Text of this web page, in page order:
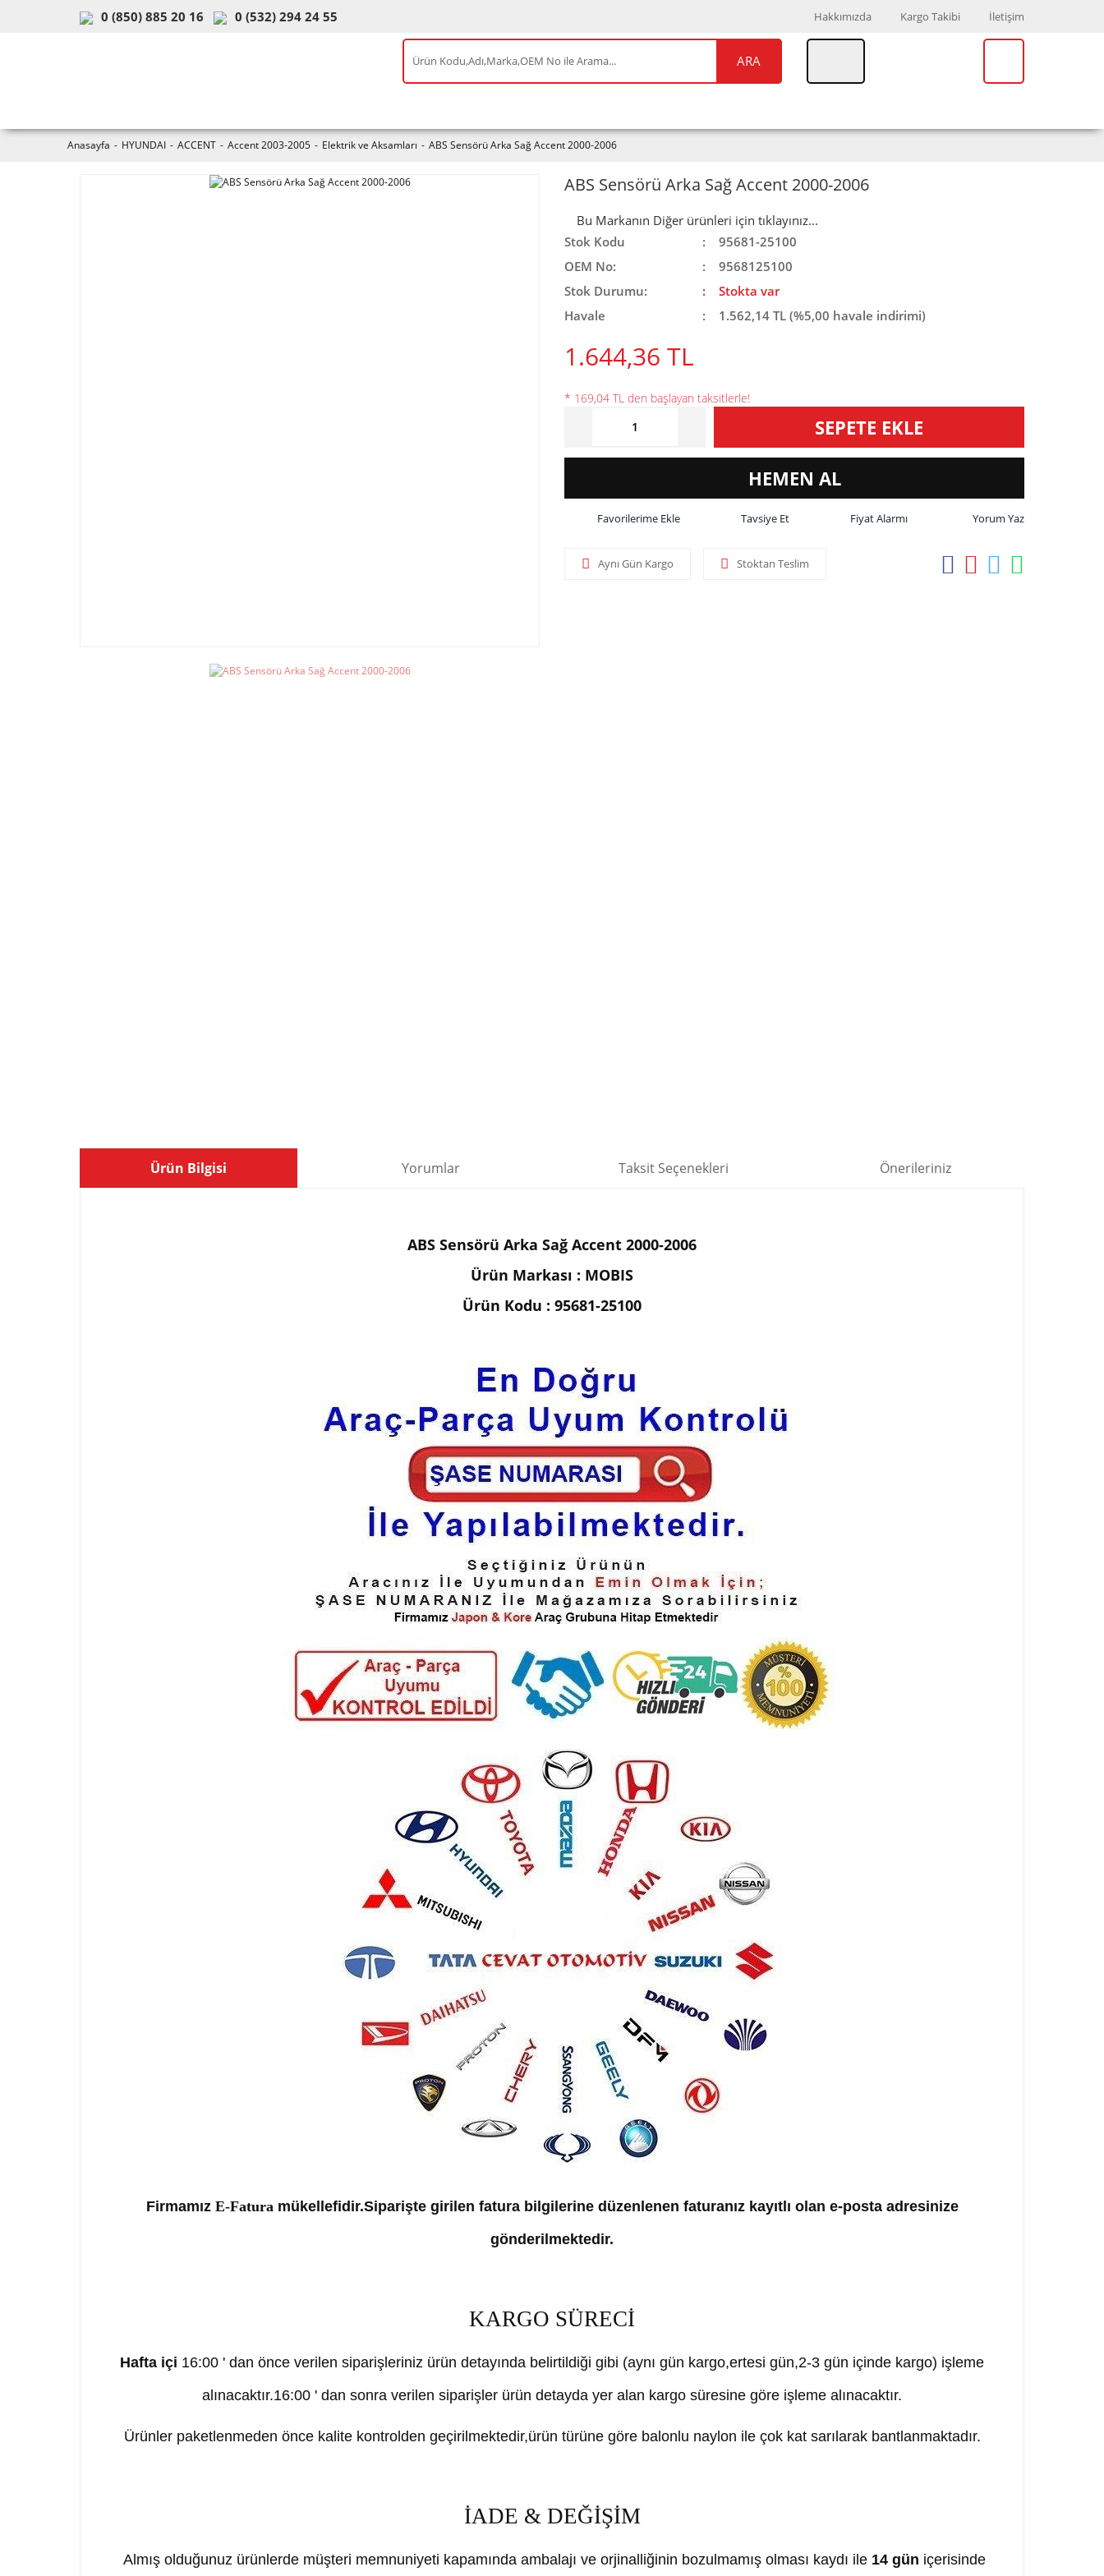
0 (850) 885 20 16 0 (532) 294 24 55 Hakkımızda Kargo Takibi İletişim
ARA
Anasayfa HYUNDAI ACCENT Accent 2003-2005 Elektrik ve Aksamları ABS Sensörü Arka Sağ Accent 2000-2006
ABS Sensörü Arka Sağ Accent 2000-2006
Bu Markanın Diğer ürünleri için tıklayınız...
Stok Kodu
95681-25100
OEM No:
9568125100
Stok Durumu:
Stokta var
Havale
1.562,14 TL (%5,00 havale indirimi)
1.644,36 TL
* 169,04 TL den başlayan taksitlerle!
SEPETE EKLE
HEMEN AL
Tavsiye Et Fiyat Alarmı Yorum Yaz
Aynı Gün Kargo Stoktan Teslim
Ürün Bilgisi Yorumlar Taksit Seçenekleri Önerileriniz
ABS Sensörü Arka Sağ Accent 2000-2006
Ürün Markası : MOBIS
Ürün Kodu : 95681-25100
Firmamız E-Faturamükellefidir.Siparişte girilen fatura bilgilerine düzenlenen faturanız kayıtlı olan e-posta adresinize
gönderilmektedir.
KARGO SÜRECİ
Hafta içi 16:00 ' dan önce verilen siparişleriniz ürün detayında belirtildiği gibi (aynı gün kargo,ertesi gün,2-3 gün içinde kargo) işleme
alınacaktır.16:00 ' dan sonra verilen siparişler ürün detayda yer alan kargo süresine göre işleme alınacaktır.
Ürünler paketlenmeden önce kalite kontrolden geçirilmektedir,ürün türüne göre balonlu naylon ile çok kat sarılarak bantlanmaktadır.
İADE & DEĞİŞİM
Almış olduğunuz ürünlerde müşteri memnuniyeti kapamında ambalajı ve orjinalliğinin bozulmamış olması kaydı ile 14 gün içerisinde